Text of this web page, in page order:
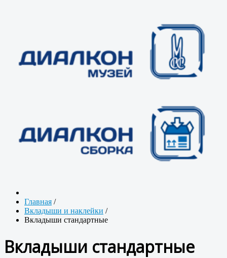
Главная /
Вкладыши и наклейки /
Вкладыши стандартные
Вкладыши стандартные